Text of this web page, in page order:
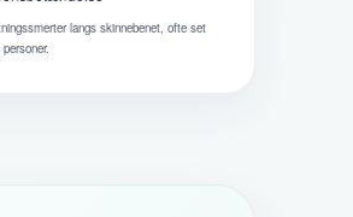
langs skinnebenet, ofte set